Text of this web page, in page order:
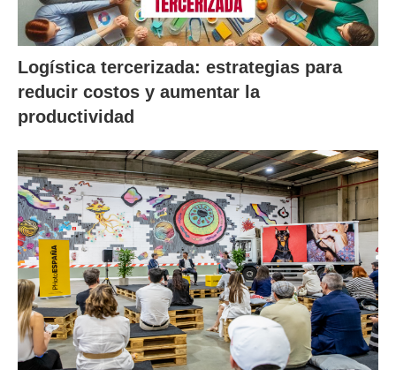
Logística tercerizada: estrategias para
reducir costos y aumentar la
productividad